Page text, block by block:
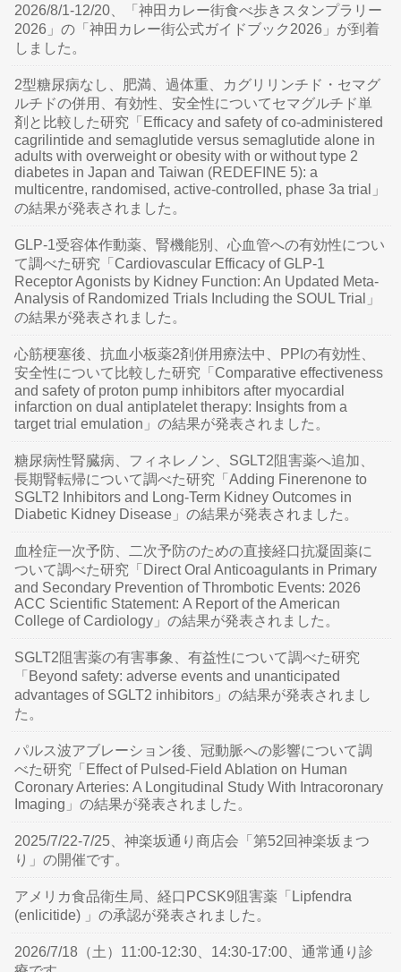
2026/8/1-12/20、「神田カレー街食べ歩きスタンプラリー
2026」の「神田カレー街公式ガイドブック2026」が到着
しました。
2型糖尿病なし、肥満、過体重、カグリリンチド・セマグ
ルチドの併用、有効性、安全性についてセマグルチド単
剤と比較した研究「Efficacy and safety of co-administered
cagrilintide and semaglutide versus semaglutide alone in
adults with overweight or obesity with or without type 2
diabetes in Japan and Taiwan (REDEFINE 5): a
multicentre, randomised, active-controlled, phase 3a trial」
の結果が発表されました。
GLP-1受容体作動薬、腎機能別、心血管への有効性につい
て調べた研究「Cardiovascular Efficacy of GLP-1
Receptor Agonists by Kidney Function: An Updated Meta-
Analysis of Randomized Trials Including the SOUL Trial」
の結果が発表されました。
心筋梗塞後、抗血小板薬2剤併用療法中、PPIの有効性、
安全性について比較した研究「Comparative effectiveness
and safety of proton pump inhibitors after myocardial
infarction on dual antiplatelet therapy: Insights from a
target trial emulation」の結果が発表されました。
糖尿病性腎臓病、フィネレノン、SGLT2阻害薬へ追加、
長期腎転帰について調べた研究「Adding Finerenone to
SGLT2 Inhibitors and Long-Term Kidney Outcomes in
Diabetic Kidney Disease」の結果が発表されました。
血栓症一次予防、二次予防のための直接経口抗凝固薬に
ついて調べた研究「Direct Oral Anticoagulants in Primary
and Secondary Prevention of Thrombotic Events: 2026
ACC Scientific Statement: A Report of the American
College of Cardiology」の結果が発表されました。
SGLT2阻害薬の有害事象、有益性について調べた研究
「Beyond safety: adverse events and unanticipated
advantages of SGLT2 inhibitors」の結果が発表されまし
た。
パルス波アブレーション後、冠動脈への影響について調
べた研究「Effect of Pulsed-Field Ablation on Human
Coronary Arteries: A Longitudinal Study With Intracoronary
Imaging」の結果が発表されました。
2025/7/22-7/25、神楽坂通り商店会「第52回神楽坂まつ
り」の開催です。
アメリカ食品衛生局、経口PCSK9阻害薬「Lipfendra
(enlicitide) 」の承認が発表されました。
2026/7/18（土）11:00-12:30、14:30-17:00、通常通り診